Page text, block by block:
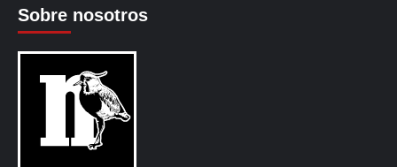
Sobre nosotros